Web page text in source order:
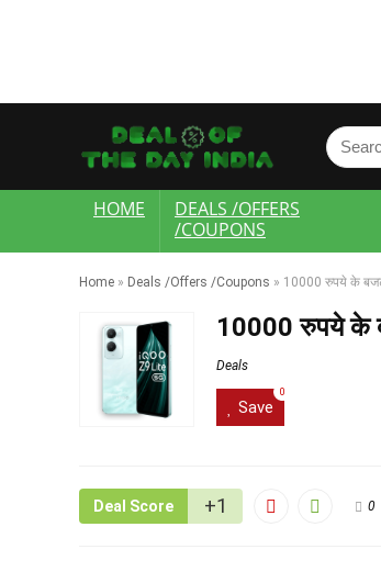
HOME
DEALS /OFFERS
/COUPONS
Home » Deals /Offers /Coupons » 10000 रुपये के बजट
10000 रुपये के
Deals
Save
0
Deal Score +1 0